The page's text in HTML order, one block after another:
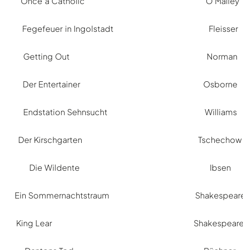
Fegefeuer in Ingolstadt Fleisser
Getting Out Norman
Der Entertainer Osborne
Endstation Sehnsucht Williams
Der Kirschgarten Tschechow
Die Wildente Ibsen
Ein Sommernachtstraum
King Lear